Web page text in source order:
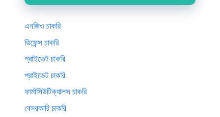
এনজিও চাকরি
ডিফেন্স চাকরি
প্রাইভেট চাকরি
প্রাইভেট চাকরি
ফার্মাসিউটিক্যালস চাকরি
বেসরকারি চাকরি